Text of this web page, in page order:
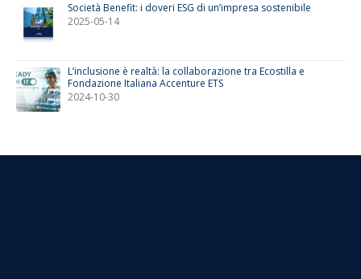
Società Benefit: i doveri ESG di un’impresa sostenibile
2025-05-14
L’inclusione è realtà: la collaborazione tra Ecostilla e
Fondazione Italiana Accenture ETS
2024-10-30